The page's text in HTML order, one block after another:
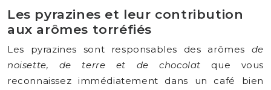
Les pyrazines et leur contribution
aux arômes torréfiés
Les pyrazines sont responsables des arômes de
noisette, de terre et de chocolat que vous
reconnaissez immédiatement dans un café bien